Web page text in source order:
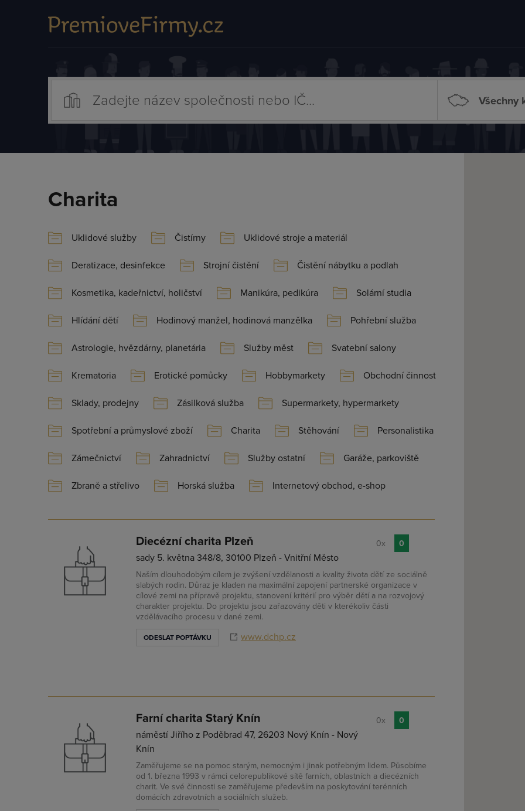
Všechny
Charita
Uklidové služby Čistírny Uklidové stroje a materiál
Deratizace, desinfekce Strojní čistění Čistění nábytku a podlah
Kosmetika, kadeřnictví, holičství Manikúra, pedikúra Solární studia
Hlídání dětí Hodinový manžel, hodinová manzělka Pohřební služba
Astrologie, hvězdárny, planetária Služby měst Svatební salony
Krematoria Erotické pomůcky Hobbymarkety Obchodní činnost
Sklady, prodejny Zásilková služba Supermarkety, hypermarkety
Spotřební a průmyslové zboží Charita Stěhování Personalistika
Zámečnictví Zahradnictví Služby ostatní Garáže, parkoviště
Zbraně a střelivo Horská služba Internetový obchod, e-shop
Diecézní charita Plzeň
sady 5. května 348/8, 30100 Plzeň - Vnitřní Město
Naším dlouhodobým cílem je zvýšení vzdělanosti a kvality života dětí ze sociálně
slabých rodin. Důraz je kladen na maximální zapojení partnerské organizace v
cílové zemi na přípravě projektu, stanovení kritérií pro výběr dětí a na rozvojový
charakter projektu. Do projektu jsou zařazovány děti v kterékoliv části
vzdělávacího procesu v dané zemi.
ODESLAT POPTÁVKU www.dchp.cz
0x 0
Farní charita Starý Knín
náměstí Jiřího z Poděbrad 47, 26203 Nový Knín - Nový
Knín
Zaměřujeme se na pomoc starým, nemocným i jinak potřebným lidem. Působíme
od 1. března 1993 v rámci celorepublikové sítě farních, oblastních a diecézních
charit. Ve své činnosti se zaměřujeme především na poskytování terénních
domácích zdravotních a sociálních služeb.
0x 0